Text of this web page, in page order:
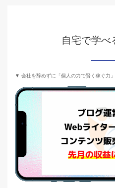
自宅で学べ
▼ 会社を辞めずに「個人の力で賢く稼ぐ力